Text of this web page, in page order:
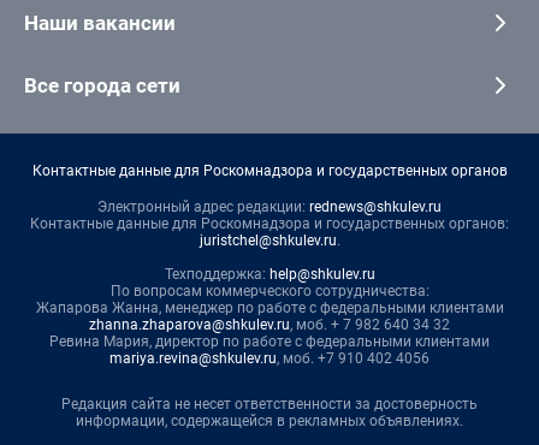
Наши вакансии
Все города сети
Контактные данные для Роскомнадзора и государственных органов
Электронный адрес редакции: rednews@shkulev.ru
Контактные данные для Роскомнадзора и государственных органов:
juristchel@shkulev.ru.
Техподдержка: help@shkulev.ru
По вопросам коммерческого сотрудничества:
Жапарова Жанна, менеджер по работе с федеральными клиентами
zhanna.zhaparova@shkulev.ru, моб. + 7 982 640 34 32
Ревина Мария, директор по работе с федеральными клиентами
mariya.revina@shkulev.ru, моб. +7 910 402 4056
Редакция сайта не несет ответственности за достоверность
информации, содержащейся в рекламных объявлениях.